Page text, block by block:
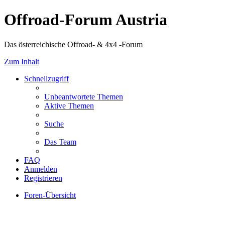
Offroad-Forum Austria
Das österreichische Offroad- & 4x4 -Forum
Zum Inhalt
Schnellzugriff
Unbeantwortete Themen
Aktive Themen
Suche
Das Team
FAQ
Anmelden
Registrieren
Foren-Übersicht